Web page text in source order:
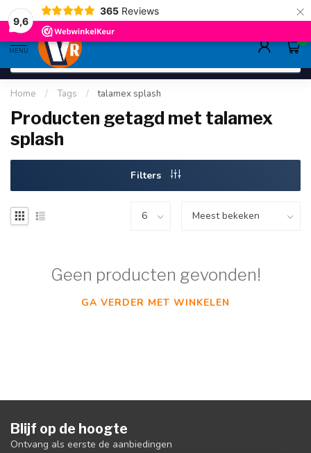
9,6
365 Reviews ×
deskundig adviessinds 1948 ruim
MENU
0
Home / Tags / talamex splash
Producten getagd met talamex
splash
Filters
Geen producten gevonden!
GA VERDER MET WINKELEN
Blijf op de hoogte
Ontvang als eerste de aanbiedingen